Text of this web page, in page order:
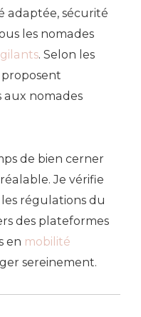
adaptée, sécurité
les nomades
. Selon les
proposent
aux nomades
de bien cerner
Je vérifie
régulations du
des plateformes
en mobilité
sereinement.